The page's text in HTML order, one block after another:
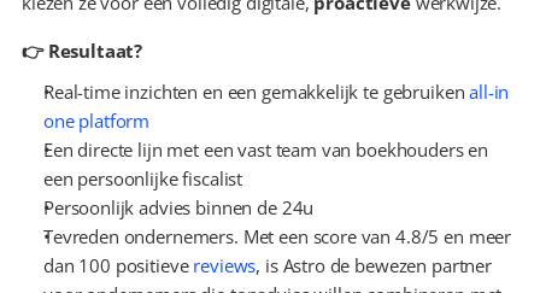
👉 Resultaat?
Real-time inzichten en een gemakkelijk te gebruiken all-in
one platform
Een directe lijn met een vast team van boekhouders en
een persoonlijke fiscalist
Persoonlijk advies binnen de 24u
Tevreden ondernemers. Met een score van 4.8/5 en meer
dan 100 positieve reviews, is Astro de bewezen partner